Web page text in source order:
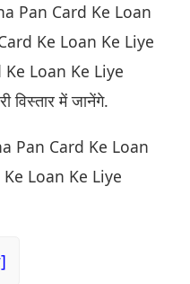
Pan Card Ke Loan
Ke Loan Ke Liye
Loan Ke Liye
विस्तार में जानेंगे.
Pan Card Ke Loan
Loan Ke Liye